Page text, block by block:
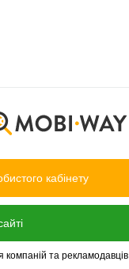
кабінету
компаній та рекламодавців